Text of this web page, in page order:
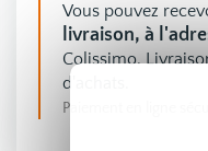
Vous pouvez
livraison, à
Colissimo.
d'achats.
Paiement en ligne